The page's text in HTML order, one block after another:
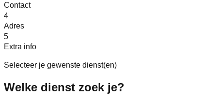
Contact
4
Adres
5
Extra info
Selecteer je gewenste dienst(en)
Welke dienst zoek je?